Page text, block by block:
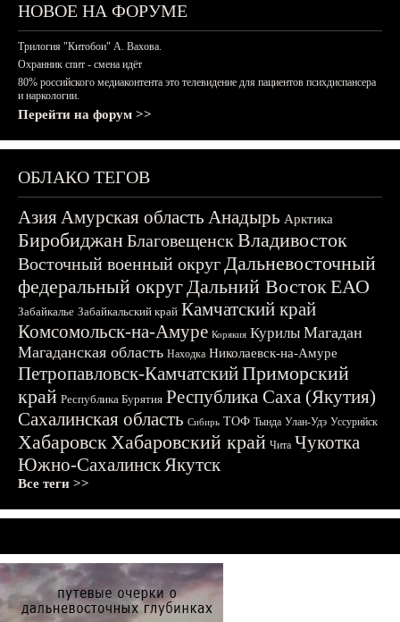
НОВОЕ НА ФОРУМЕ
Трилогия "Китобои" А. Вахова.
Охранник спит - смена идёт
80% российского медиаконтента это телевидение для пациентов психдиспансера
и наркологии.
Перейти на форум >>
ОБЛАКО ТЕГОВ
АзияАмурская область Анадырь Арктика
БиробиджанБлаговещенскВладивосток
Восточный военный округДальневосточный
федеральный округДальний ВостокЕАО
Забайкалье Забайкальский край Камчатский край
Комсомольск-на-Амуре Корякия Курилы Магадан
Магаданская область Находка Николаевск-на-Амуре
Петропавловск-КамчатскийПриморский
край Республика Бурятия Республика Саха (Якутия)
Сахалинская область Сибирь ТОФ Тында Улан-Удэ Уссурийск
ХабаровскХабаровский край Чита Чукотка
Южно-СахалинскЯкутск
Все теги >>